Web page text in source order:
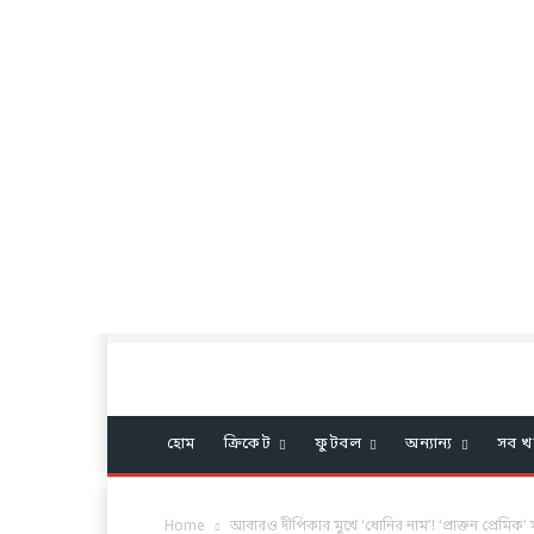
হোম ক্রিকেট ফুটবল অন্যান্য সব
Home আবারও দীপিকার মুখে ‘ধোনির নাম’! ‘প্রাক্তন